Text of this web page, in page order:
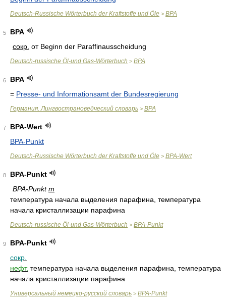
Deutsch-Russische Wörterbuch der Kraftstoffe und Öle > BPA
5
BPA
сокр. от Beginn der Paraffinausscheidung
Deutsch-russische Öl-und Gas-Wörterbuch > BPA
6
BPA
= Presse- und Informationsamt der Bundesregierung
Германия. Лингвострановедческий словарь > BPA
7
BPA-Wert
BPA-Punkt
Deutsch-Russische Wörterbuch der Kraftstoffe und Öle > BPA-Wert
8
BPA-Punkt
BPA-Punktm
температура начала выделения парафина, температура
начала кристаллизации парафина
Deutsch-russische Öl-und Gas-Wörterbuch > BPA-Punkt
9
BPA-Punkt
сокр.
нефт. температура начала выделения парафина, температура
начала кристаллизации парафина
Универсальный немецко-русский словарь > BPA-Punkt